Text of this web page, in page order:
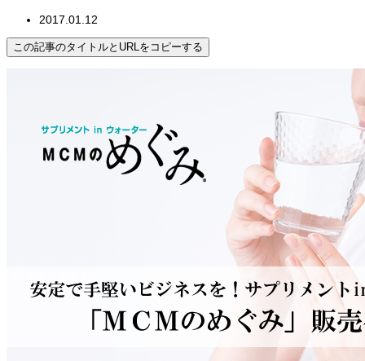
2017.01.12
この記事のタイトルとURLをコピーする